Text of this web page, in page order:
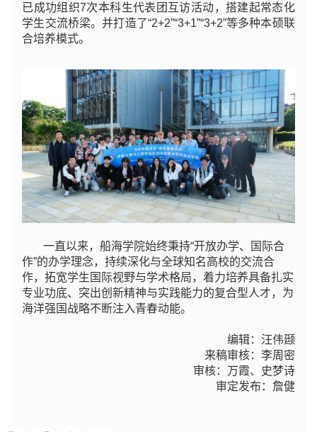
已成功组织7次本科生代表团互访活动，搭建起常态化
学生交流桥梁。并打造了“2+2”“3+1”“3+2”等多种本硕联
合培养模式。
一直以来，船海学院始终秉持“开放办学、国际合
作”的办学理念，持续深化与全球知名高校的交流合
作，拓宽学生国际视野与学术格局，着力培养具备扎实
专业功底、突出创新精神与实践能力的复合型人才，为
海洋强国战略不断注入青春动能。
编辑：汪伟颋
来稿审核：李周密
审核：万霞、史梦诗
审定发布：詹健